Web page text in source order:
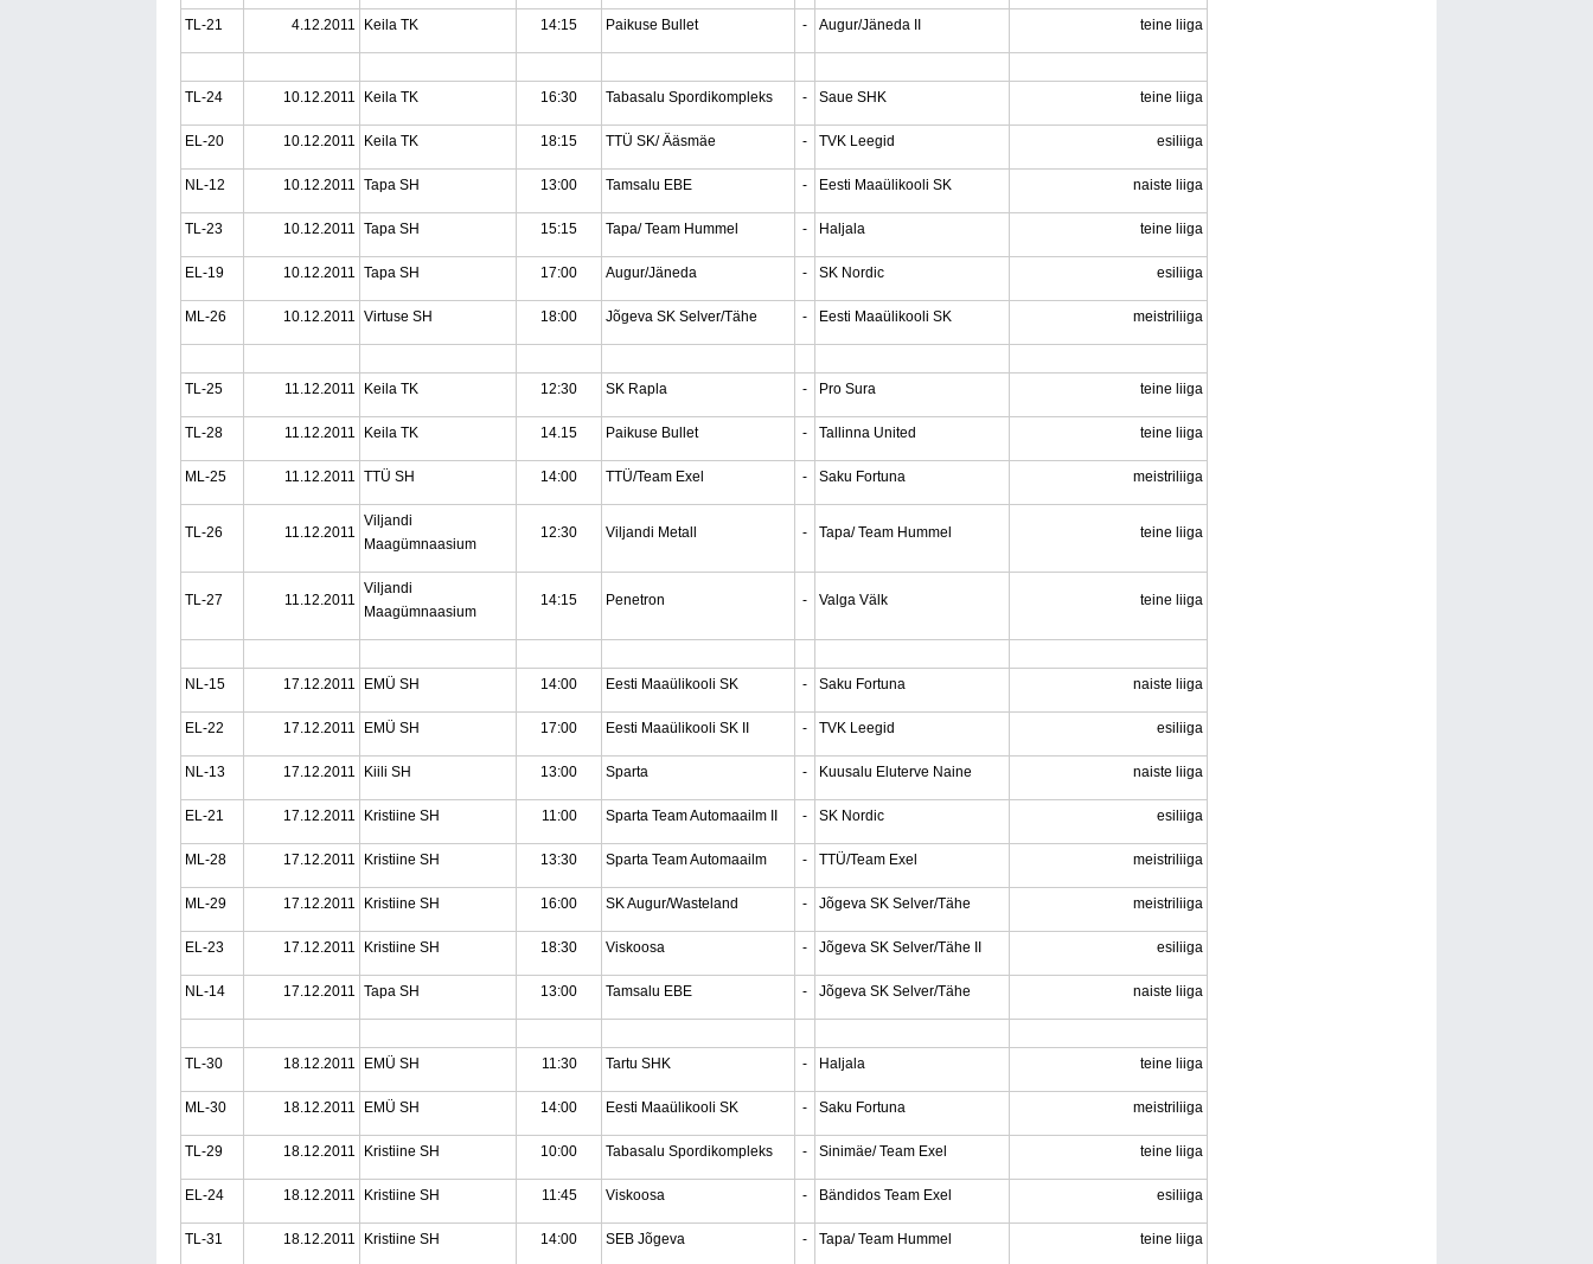
TL-21 4.12.2011 Keila TK 14:15 Paikuse Bullet - Augur/Jäneda II teine liiga
TL-24 10.12.2011 Keila TK 16:30 Tabasalu Spordikompleks - Saue SHK teine liiga
EL-20 10.12.2011 Keila TK 18:15 TTÜ SK/ Ääsmäe - TVK Leegid esiliiga
NL-12 10.12.2011 Tapa SH 13:00 Tamsalu EBE - Eesti Maaülikooli SK naiste liiga
TL-23 10.12.2011 Tapa SH 15:15 Tapa/ Team Hummel - Haljala teine liiga
EL-19 10.12.2011 Tapa SH 17:00 Augur/Jäneda - SK Nordic esiliiga
ML-26 10.12.2011 Virtuse SH 18:00 Jõgeva SK Selver/Tähe - Eesti Maaülikooli SK meistriliiga
TL-25 11.12.2011 Keila TK 12:30 SK Rapla - Pro Sura teine liiga
TL-28 11.12.2011 Keila TK 14.15 Paikuse Bullet - Tallinna United teine liiga
ML-25 11.12.2011 TTÜ SH 14:00 TTÜ/Team Exel - Saku Fortuna meistriliiga
TL-26 11.12.2011
Viljandi
Maagümnaasium
12:30 Viljandi Metall - Tapa/ Team Hummel teine liiga
TL-27 11.12.2011
Viljandi
Maagümnaasium
14:15 Penetron - Valga Välk teine liiga
NL-15 17.12.2011 EMÜ SH 14:00 Eesti Maaülikooli SK - Saku Fortuna naiste liiga
EL-22 17.12.2011 EMÜ SH 17:00 Eesti Maaülikooli SK II - TVK Leegid esiliiga
NL-13 17.12.2011 Kiili SH 13:00 Sparta - Kuusalu Eluterve Naine naiste liiga
EL-21 17.12.2011 Kristiine SH 11:00 Sparta Team Automaailm II - SK Nordic esiliiga
ML-28 17.12.2011 Kristiine SH 13:30 Sparta Team Automaailm - TTÜ/Team Exel meistriliiga
ML-29 17.12.2011 Kristiine SH 16:00 SK Augur/Wasteland - Jõgeva SK Selver/Tähe meistriliiga
EL-23 17.12.2011 Kristiine SH 18:30 Viskoosa - Jõgeva SK Selver/Tähe II esiliiga
NL-14 17.12.2011 Tapa SH 13:00 Tamsalu EBE - Jõgeva SK Selver/Tähe naiste liiga
TL-30 18.12.2011 EMÜ SH 11:30 Tartu SHK - Haljala teine liiga
ML-30 18.12.2011 EMÜ SH 14:00 Eesti Maaülikooli SK - Saku Fortuna meistriliiga
TL-29 18.12.2011 Kristiine SH 10:00 Tabasalu Spordikompleks - Sinimäe/ Team Exel teine liiga
EL-24 18.12.2011 Kristiine SH 11:45 Viskoosa - Bändidos Team Exel esiliiga
TL-31 18.12.2011 Kristiine SH 14:00 SEB Jõgeva - Tapa/ Team Hummel teine liiga